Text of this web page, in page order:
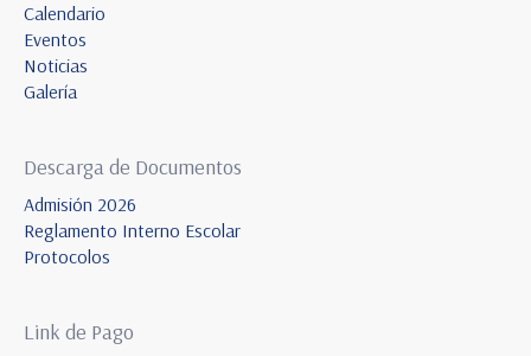
Calendario
Eventos
Noticias
Galería
Descarga de Documentos
Admisión 2026
Reglamento Interno Escolar
Protocolos
Link de Pago